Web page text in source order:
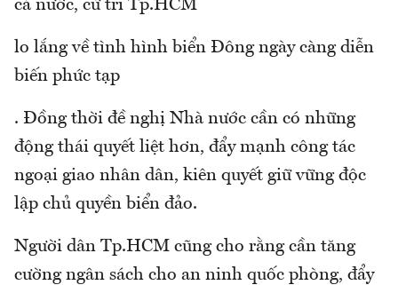
cả nước, cử tri Tp.HCM
lo lắng về tình hình biển Đông ngày càng diễn
biến phức tạp
. Đồng thời đề nghị Nhà nước cần có những
động thái quyết liệt hơn, đẩy mạnh công tác
ngoại giao nhân dân, kiên quyết giữ vững độc
lập chủ quyền biển đảo.
Người dân Tp.HCM cũng cho rằng cần tăng
cường ngân sách cho an ninh quốc phòng, đẩy